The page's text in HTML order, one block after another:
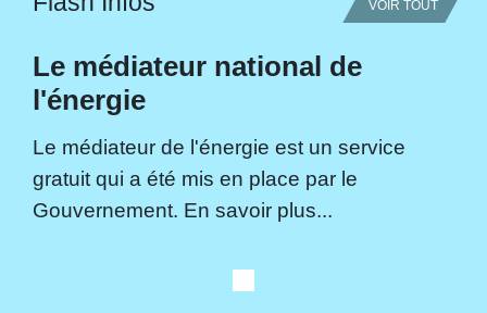
VOIR TOUT
Le médiateur national de
l'énergie
Le médiateur de l'énergie est un service
gratuit qui a été mis en place par le
Gouvernement. En savoir plus...